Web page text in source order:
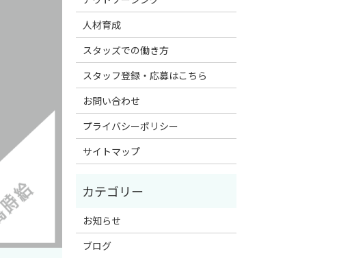
人材育成
スタッズでの働き方
スタッフ登録・応募はこちら
お問い合わせ
プライバシーポリシー
サイトマップ
お知らせ
ブログ